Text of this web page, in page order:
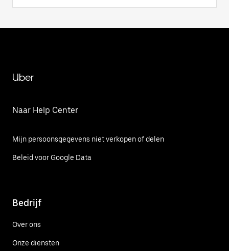
Uber
Naar Help Center
Mijn persoonsgegevens niet verkopen of delen
Beleid voor Google Data
Bedrijf
Over ons
Onze diensten